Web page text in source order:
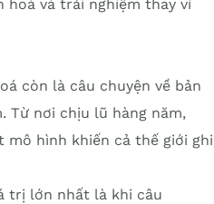
hoá và trải nghiệm thay vì
còn là câu chuyện về bản
Từ nơi chịu lũ hàng năm,
mô hình khiến cả thế giới ghi
trị lớn nhất là khi câu